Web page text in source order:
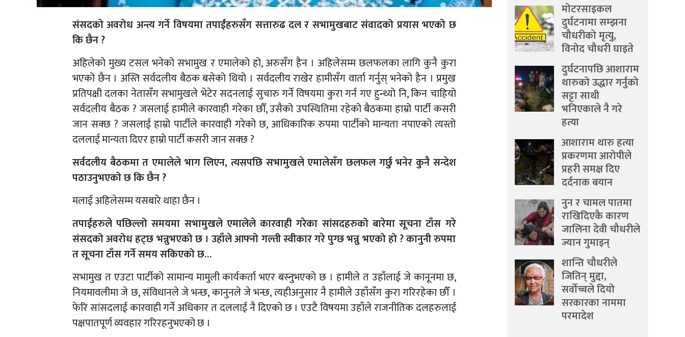
संसदको अवरोध अन्त्य गर्ने विषयमा तपाईंहरुसँग सत्तारुढ दल र सभामुखबाट संवादको प्रयास भएको छ
कि छैन ?
अहिलेको मुख्य टसल भनेको सभामुख र एमालेको हो, अरुसँग हैन । अहिलेसम्म छलफलका लागि कुनै कुरा
भएको छैन । अस्ति सर्वदलीय बैठक बसेको थियो । सर्वदलीय राखेर हामीसँग वार्ता गर्नुस् भनेको हैन । प्रमुख
प्रतिपक्षी दलका नेतासँग सभामुखले भेटेर सदनलाई सुचारु गर्ने विषयमा कुरा गर्न गए हुन्थ्यो नि, किन चाहियो
सर्वदलीय बैठक ? जसलाई हामीले कारवाही गरेका छौँ, उसैको उपस्थितिमा रहेको बैठकमा हाम्रो पार्टी कसरी
जान सक्छ ? जसलाई हाम्रो पार्टीले कारवाही गरेको छ, आधिकारिक रुपमा पार्टीको मान्यता नपाएको त्यस्तो
दललाई मान्यता दिएर हाम्रो पार्टी कसरी जान सक्छ ?
सर्वदलीय बैठकमा त एमालेले भाग लिएन, त्यसपछि सभामुखले एमालेसँग छलफल गर्छु भनेर कुनै सन्देश
पठाउनुभएको छ कि छैन ?
मलाई अहिलेसम्म यसबारे थाहा छैन ।
तपाईहरुले पछिल्लो समयमा सभामुखले एमालेले कारवाही गरेका सांसदहरुको बारेमा सूचना टाँस गरे
संसदको अवरोध हट्छ भन्नुभएको छ । उहाँले आफ्नो गल्ती स्वीकार गरे पुग्छ भन्नु भएको हो ? कानुनी रुपमा
त सूचना टाँस गर्ने समय सकिएको छ…
सभामुख त एउटा पार्टीको सामान्य मामुली कार्यकर्ता भएर बस्नुभएको छ । हामीले त उहाँलाई जे कानूनमा छ,
नियमावलीमा जे छ, संविधानले जे भन्छ, कानुनले जे भन्छ, त्यहीअनुसार नै हामीले उहाँसँग कुरा गरिरहेका छौँ ।
फेरि सांसदलाई कारवाही गर्ने अधिकार त दललाई नै दिएको छ । एउटै विषयमा उहाँले राजनीतिक दलहरुलाई
पक्षपातपूर्ण व्यवहार गरिरहनुभएको छ ।
मोटरसाइकल
दुर्घटनामा सम्झना
चौधरीको मृत्यु,
विनोद चौधरी घाइते
दुर्घटनापछि आशाराम
थारुको उद्धार गर्नुको
सट्टा साथी
भनिएकाले नै गरे
हत्या
आशाराम थारु हत्या
प्रकरणमा आरोपीले
प्रहरी समक्ष दिए
दर्दनाक बयान
नुन र चामल पातमा
राखिदिएकै कारण
जालिना देवी चौधरीले
ज्यान गुमाइन्
शान्ति चौधरीले
जितिन् मुद्दा,
सर्वोच्चले दियो
सरकारका नाममा
परमादेश